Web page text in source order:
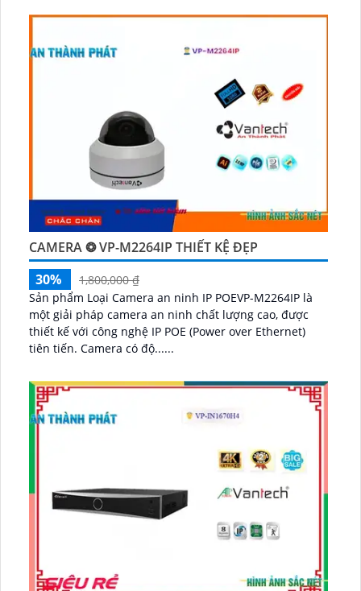
CAMERA ❂ VP-M2264IP THIẾT KỆ ĐẸP
30%
1,800,000 ₫
Sản phẩm Loại Camera an ninh IP POEVP-M2264IP là
một giải pháp camera an ninh chất lượng cao, được
thiết kế với công nghệ IP POE (Power over Ethernet)
tiên tiến. Camera có độ......